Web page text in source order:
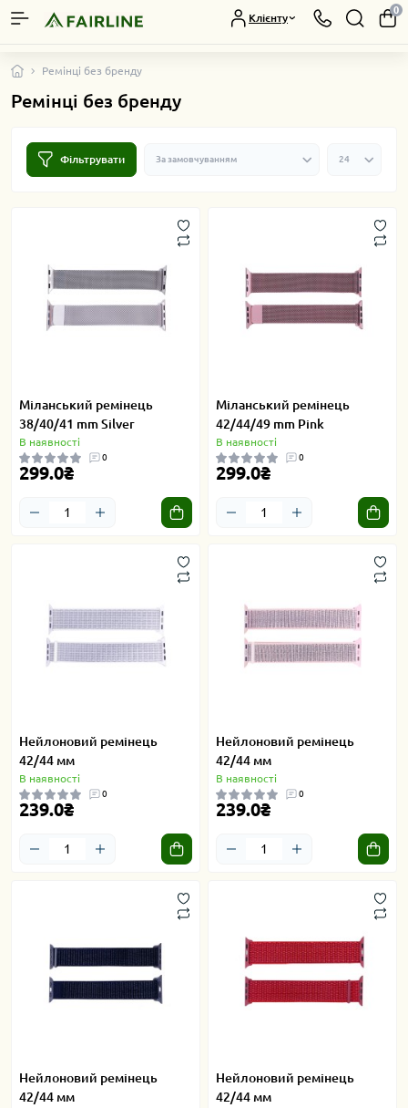
Клієнту
0
Ремінці без бренду
Ремінці без бренду
Фільтрувати
Міланський ремінець
38/40/41 mm Silver
В наявності
0
299.0₴
Міланський ремінець
42/44/49 mm Pink
В наявності
0
299.0₴
Нейлоновий ремінець
42/44 мм
В наявності
0
239.0₴
Нейлоновий ремінець
42/44 мм
В наявності
0
239.0₴
Нейлоновий ремінець
42/44 мм
Нейлоновий ремінець
42/44 мм